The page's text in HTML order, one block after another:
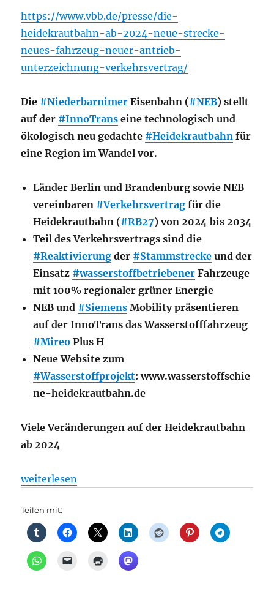
https://www.vbb.de/presse/die-
heidekrautbahn-ab-2024-neue-strecke-
neues-fahrzeug-neuer-antrieb-
unterzeichnung-verkehrsvertrag/
Die #Niederbarnimer Eisenbahn (#NEB) stellt
auf der #InnoTrans eine technologisch und
ökologisch neu gedachte #Heidekrautbahn für
eine Region im Wandel vor.
Länder Berlin und Brandenburg sowie NEB
vereinbaren #Verkehrsvertrag für die
Heidekrautbahn (#RB27) von 2024 bis 2034
Teil des Verkehrsvertrags sind die
#Reaktivierung der #Stammstrecke und der
Einsatz #wasserstoffbetriebener Fahrzeuge
mit 100% regionaler grüner Energie
NEB und #Siemens Mobility präsentieren
auf der InnoTrans das Wasserstofffahrzeug
#Mireo Plus H
Neue Website zum
#Wasserstoffprojekt: www.wasserstoffschie
ne-heidekrautbahn.de
Viele Veränderungen auf der Heidekrautbahn
ab 2024
„VBB + Regionalverkehr: „Neue“ Heidekrautbahn
weiterlesen
Teilen mit: